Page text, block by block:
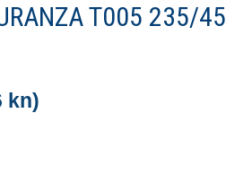
T005 235/45
kn)